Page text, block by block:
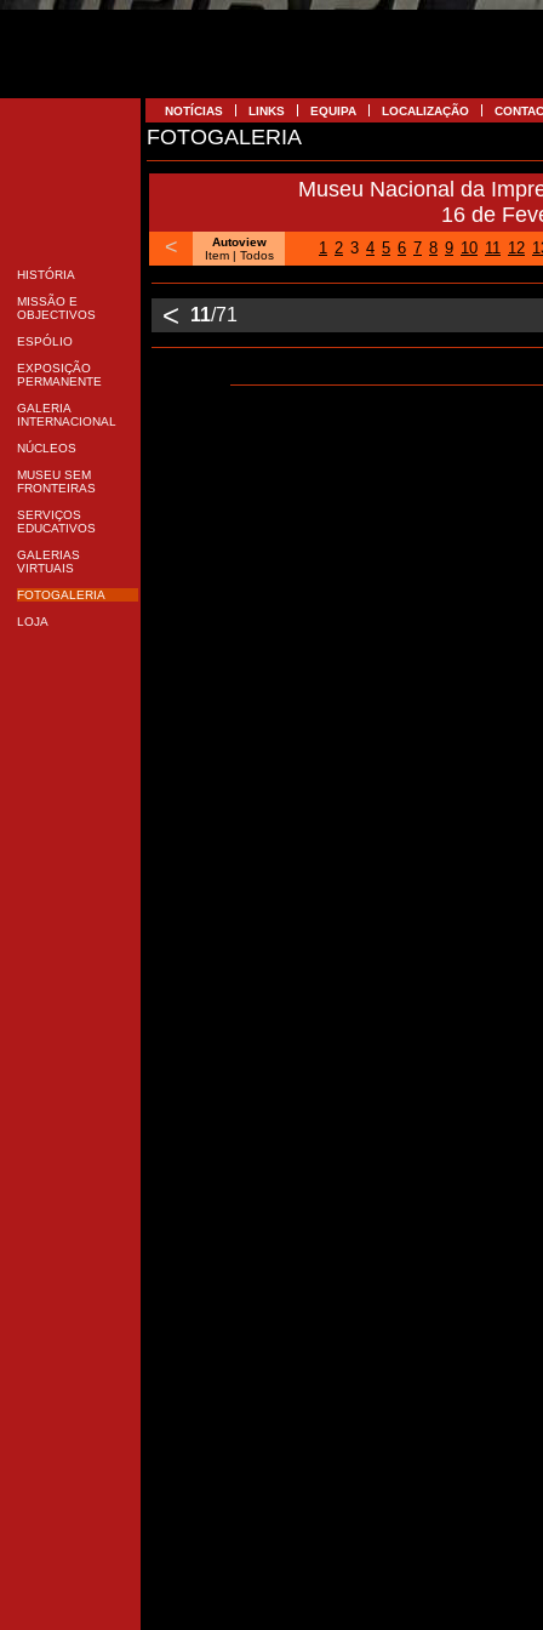
HISTÓRIA
MISSÃO E
OBJECTIVOS
ESPÓLIO
EXPOSIÇÃO
PERMANENTE
GALERIA
INTERNACIONAL
NÚCLEOS
MUSEU SEM
FRONTEIRAS
SERVIÇOS
EDUCATIVOS
GALERIAS
VIRTUAIS
FOTOGALERIA
LOJA
NOTÍCIAS LINKS EQUIPA LOCALIZAÇÃO
FOTOGALERIA
Museu Nacional da
16 de
<
Autoview
Item| Todos 1 2 3 4 5 6 7 8 9 10 11 12
< 11/71